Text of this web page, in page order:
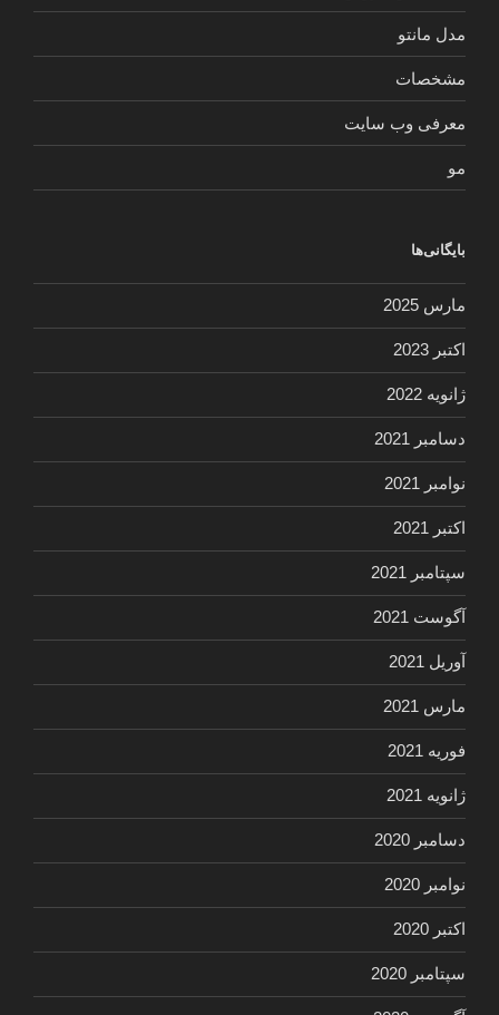
مدل مانتو
مشخصات
معرفی وب سایت
مو
بایگانی‌ها
مارس 2025
اکتبر 2023
ژانویه 2022
دسامبر 2021
نوامبر 2021
اکتبر 2021
سپتامبر 2021
آگوست 2021
آوریل 2021
مارس 2021
فوریه 2021
ژانویه 2021
دسامبر 2020
نوامبر 2020
اکتبر 2020
سپتامبر 2020